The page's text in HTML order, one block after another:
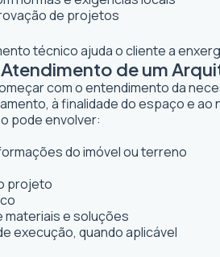
de projetos
técnico ajuda o cliente a
de um
com o entendimento da
à finalidade do espaço e
pode envolver:
do imóvel ou terreno
projeto
materiais e soluções
execução, quando aplicável